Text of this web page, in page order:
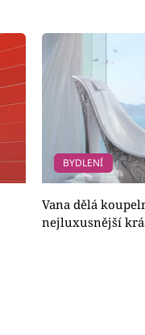
BYDLENÍ
Vana dělá
nejluxusnější